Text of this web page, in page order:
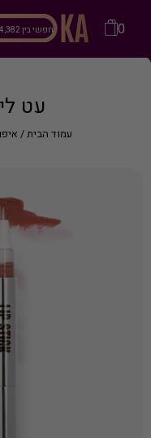
0
עט
עמוד הבית/